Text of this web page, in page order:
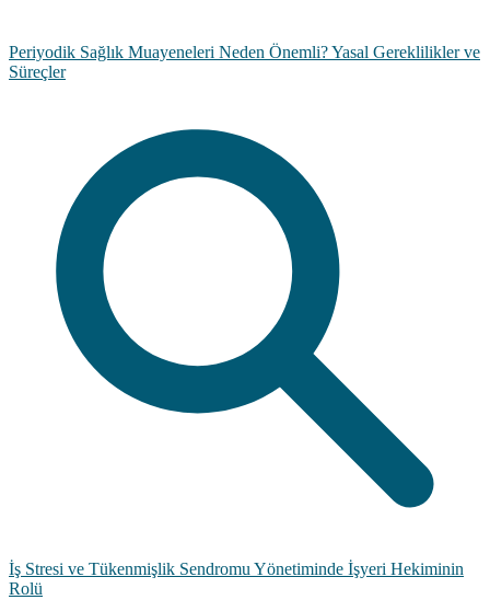
Periyodik Sağlık Muayeneleri Neden Önemli? Yasal Gereklilikler ve
Süreçler
İş Stresi ve Tükenmişlik Sendromu Yönetiminde İşyeri Hekiminin
Rolü